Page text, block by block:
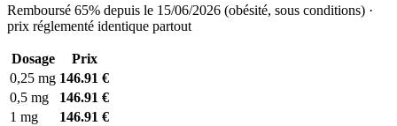
Remboursé 65% depuis le 15/06/2026 (obésité, sous conditions) ·
prix réglementé identique partout
Dosage
Prix
0,25 mg 146.91 €
0,5 mg
146.91 €
1 mg
146.91 €